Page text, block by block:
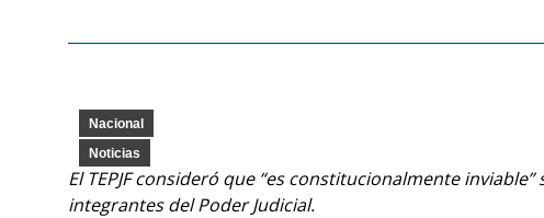
Nacional
Noticias
El TEPJF consideró que “es constitucionalmente
integrantes del Poder Judicial.